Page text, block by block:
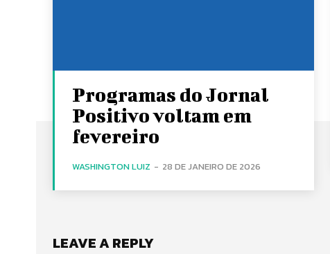
Programas do Jornal
Positivo voltam em
fevereiro
WASHINGTON LUIZ - 28 DE JANEIRO DE 2026
LEAVE A REPLY